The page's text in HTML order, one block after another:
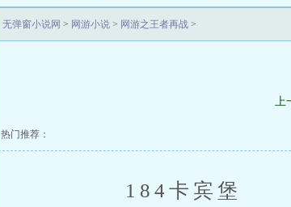
无弹窗小说网 > 网游小说 > 网游之王者再战 >
上
热门推荐：
184卡宾堡